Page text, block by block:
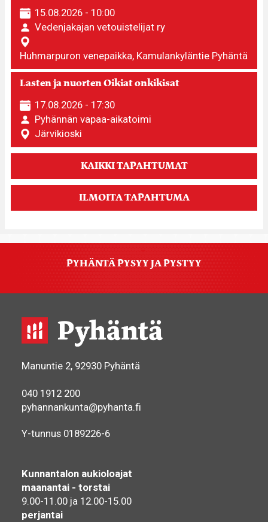
15.08.2026 - 10:00
Vedenjakajan vetouistelijat ry
Huhmarpuron venepaikka, Kamulankyläntie Pyhäntä
Lasten ja nuorten Oikiat onkikisat
17.08.2026 - 17:30
Pyhännän vapaa-aikatoimi
Järvikioski
KAIKKI TAPAHTUMAT
ILMOITA TAPAHTUMA
PYHÄNTÄ PYSYY JA PYSTYY
Manuntie 2, 92930 Pyhäntä
040 1912 200
pyhannankunta@pyhanta.fi
Y-tunnus 0189226-6
Kunnantalon aukioloajat
maanantai - torstai
9.00-11.00 ja 12.00-15.00
perjantai